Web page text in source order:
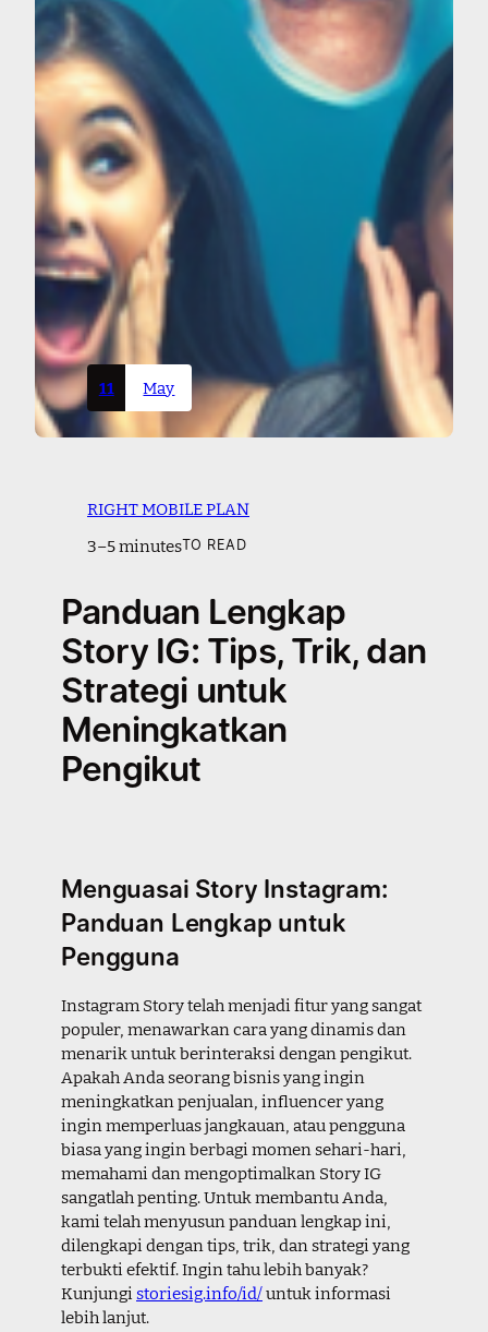
11 May
RIGHT MOBILE PLAN
3–5 minutesTO READ
Panduan Lengkap
Story IG: Tips, Trik, dan
Strategi untuk
Meningkatkan
Pengikut
Menguasai Story Instagram:
Panduan Lengkap untuk
Pengguna
Instagram Story telah menjadi fitur yang sangat
populer, menawarkan cara yang dinamis dan
menarik untuk berinteraksi dengan pengikut.
Apakah Anda seorang bisnis yang ingin
meningkatkan penjualan, influencer yang
ingin memperluas jangkauan, atau pengguna
biasa yang ingin berbagi momen sehari-hari,
memahami dan mengoptimalkan Story IG
sangatlah penting. Untuk membantu Anda,
kami telah menyusun panduan lengkap ini,
dilengkapi dengan tips, trik, dan strategi yang
terbukti efektif. Ingin tahu lebih banyak?
Kunjungistoriesig.info/id/untuk informasi
lebih lanjut.